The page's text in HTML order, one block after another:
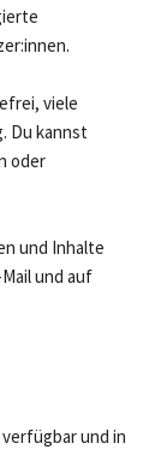
viele
Du kannst
oder
und Inhalte
und auf
verfügbar und in